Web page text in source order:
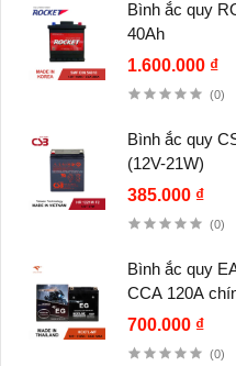
Bình ắc quy
40Ah
1.600.000 ₫
(0)
Bình ắc quy
(12V-21W)
385.000 ₫
(0)
Bình ắc quy
CCA 120A
700.000 ₫
(0)